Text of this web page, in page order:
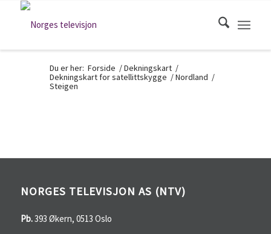
Du er her: Forside /Dekningskart /
Dekningskart for satellittskygge /Nordland /
Steigen
NORGES TELEVISJON AS (NTV)
Pb.393 Økern, 0513 Oslo